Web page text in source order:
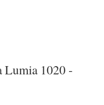
Lumia 1020 -